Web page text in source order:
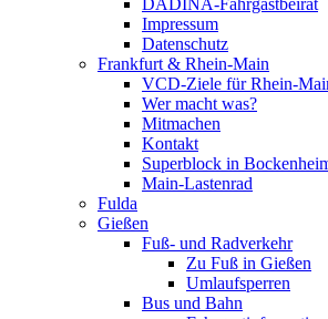
DADINA-Fahrgastbeirat
Impressum
Datenschutz
Frankfurt & Rhein-Main
VCD-Ziele für Rhein-
Wer macht was?
Mitmachen
Kontakt
Superblock in
Main-Lastenrad
Fulda
Gießen
Fuß- und Radverkehr
Zu Fuß in Gießen
Umlaufsperren
Bus und Bahn